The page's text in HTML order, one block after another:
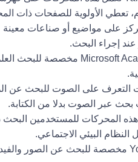
تعطي الأولوية للصفحات ذات
مخصصة للبحث
التعرف على الصوت للبحث عن
عبر الصوت بدلا من الكتابة.
هذه المحركات للمستخدمين
البيئي الاجتماعي.
مخصصة للبحث عن الصور